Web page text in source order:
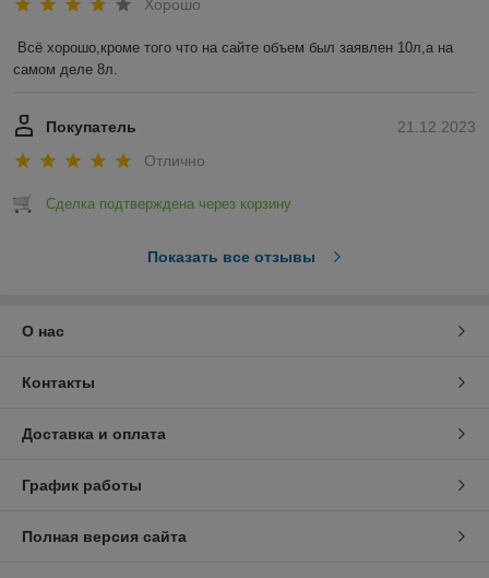
Хорошо
Всё хорошо,кроме того что на сайте объем был заявлен 10л,а на
самом деле 8л.
21.12.2023
Покупатель
Отлично
Сделка подтверждена через корзину
Показать все отзывы
О нас
Контакты
Доставка и оплата
График работы
Полная версия сайта